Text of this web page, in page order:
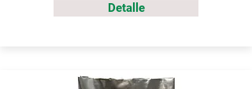
Detalle